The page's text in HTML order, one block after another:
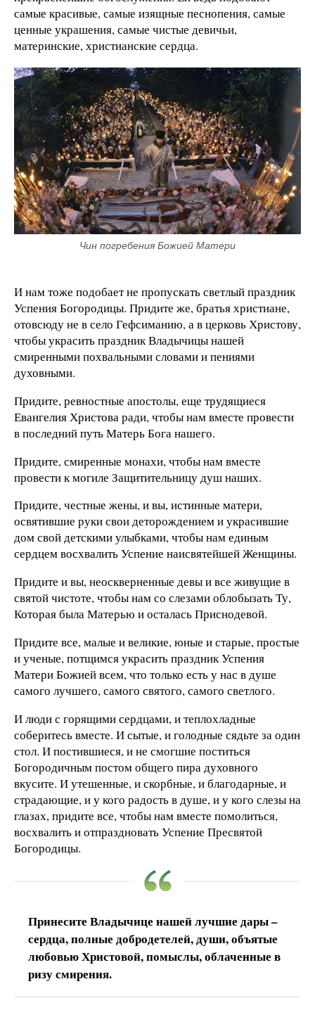
самые красивые, самые изящные песнопения, самые
ценные украшения, самые чистые девичьи,
материнские, христианские сердца.
Чин погребения Божией Матери
И нам тоже подобает не пропускать светлый праздник
Успения Богородицы. Придите же, братья христиане,
отовсюду не в село Гефсиманию, а в церковь Христову,
чтобы украсить праздник Владычицы нашей
смиренными похвальными словами и пениями
духовными.
Придите, ревностные апостолы, еще трудящиеся
Евангелия Христова ради, чтобы нам вместе провести
в последний путь Матерь Бога нашего.
Придите, смиренные монахи, чтобы нам вместе
провести к могиле Защитительницу душ наших.
Придите, честные жены, и вы, истинные матери,
освятившие руки свои деторождением и украсившие
дом свой детскими улыбками, чтобы нам единым
сердцем восхвалить Успение наисвятейшей Женщины.
Придите и вы, неоскверненные девы и все живущие в
святой чистоте, чтобы нам со слезами облобызать Ту,
Которая была Матерью и осталась Приснодевой.
Придите все, малые и великие, юные и старые, простые
и ученые, потщимся украсить праздник Успения
Матери Божией всем, что только есть у нас в душе
самого лучшего, самого святого, самого светлого.
И люди с горящими сердцами, и теплохладные
соберитесь вместе. И сытые, и голодные сядьте за один
стол. И постившиеся, и не смогшие поститься
Богородичным постом общего пира духовного
вкусите. И утешенные, и скорбные, и благодарные, и
страдающие, и у кого радость в душе, и у кого слезы на
глазах, придите все, чтобы нам вместе помолиться,
восхвалить и отпраздновать Успение Пресвятой
Богородицы.
Принесите Владычице нашей лучшие дары –
сердца, полные добродетелей, души, объятые
любовью Христовой, помыслы, облаченные в
ризу смирения.